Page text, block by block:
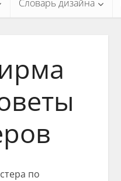
Словарь дизайна
по